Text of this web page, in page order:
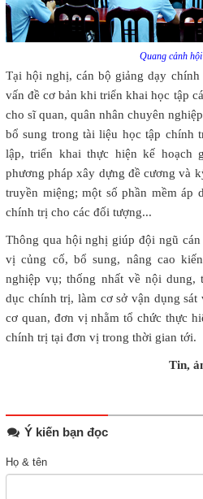
Quang cảnh hội
Tại hội nghị, cán bộ giảng dạy
vấn đề cơ bản khi triển khai học tập
cho sĩ quan, quân nhân chuyên
bổ sung trong tài liệu học tập chính
lập, triển khai thực hiện kế hoạch
phương pháp xây dựng đề cương và
truyền miệng; một số phần mềm áp
chính trị cho các đối tượng...
Thông qua hội nghị giúp đội ngũ
vị củng cố, bổ sung, nâng cao
nghiệp vụ; thống nhất về nội dung,
dục chính trị, làm cơ sở vận dụng
cơ quan, đơn vị nhằm tổ chức thực
chính trị tại đơn vị trong thời gian tới.
Tin,
Ý kiến bạn đọc
Họ & tên